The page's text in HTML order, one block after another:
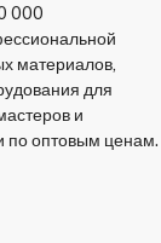
000
материалов,
для
и
по оптовым ценам.